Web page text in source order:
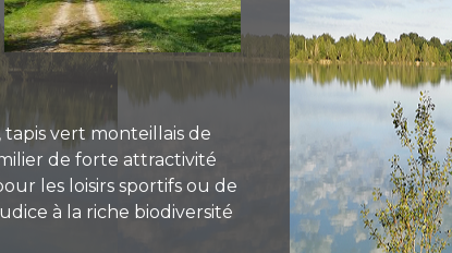
vert monteillais de
de forte attractivité
les loisirs sportifs ou de
à la riche biodiversité